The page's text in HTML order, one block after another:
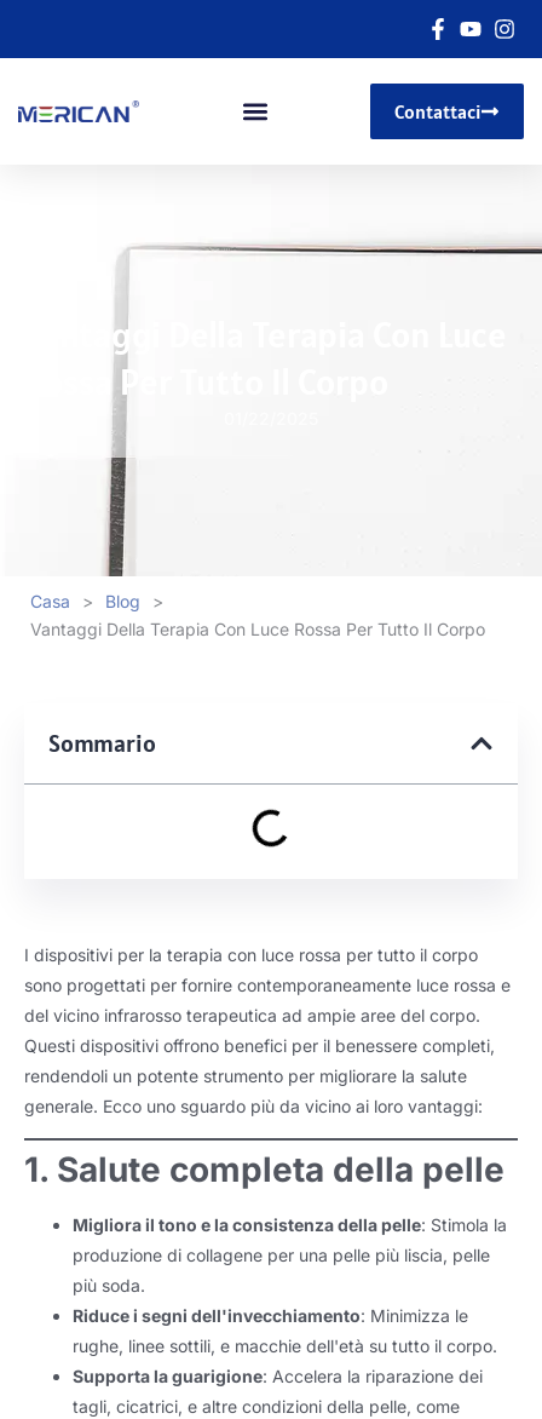
Contattaci
Vantaggi Della Terapia Con Luce
Rossa Per Tutto Il Corpo
Casa > Blog
>
Vantaggi Della Terapia Con Luce Rossa Per Tutto Il Corpo
Sommario
I dispositivi per la terapia con luce rossa per tutto il corpo
sono progettati per fornire contemporaneamente luce rossa e
del vicino infrarosso terapeutica ad ampie aree del corpo.
Questi dispositivi offrono benefici per il benessere completi,
rendendoli un potente strumento per migliorare la salute
generale. Ecco uno sguardo più da vicino ai loro vantaggi:
1. Salute completa della pelle
Migliora il tono e la consistenza della pelle: Stimola la
produzione di collagene per una pelle più liscia, pelle
più soda.
Riduce i segni dell'invecchiamento: Minimizza le
rughe, linee sottili, e macchie dell'età su tutto il corpo.
Supporta la guarigione: Accelera la riparazione dei
tagli, cicatrici, e altre condizioni della pelle, come